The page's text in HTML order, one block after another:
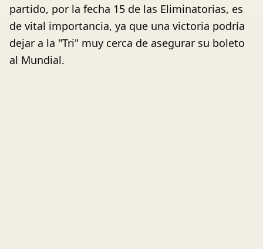
partido, por la fecha 15 de las Eliminatorias, es
de vital importancia, ya que una victoria podría
dejar a la "Tri" muy cerca de asegurar su boleto
al Mundial.